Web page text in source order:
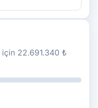
için 22.691.340 ₺